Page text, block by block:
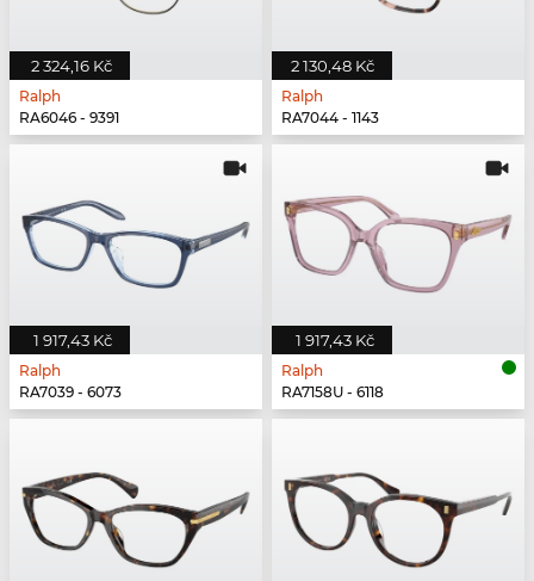
2 324,16 Kč
Ralph
RA6046 - 9391
2 130,48 Kč
Ralph
RA7044 - 1143
1 917,43 Kč
Ralph
RA7039 - 6073
1 917,43 Kč
Ralph
RA7158U - 6118